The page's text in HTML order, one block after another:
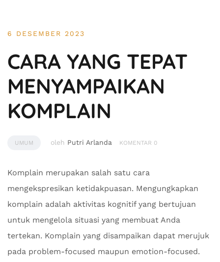
6 DESEMBER 2023
CARA YANG TEPAT
MENYAMPAIKAN
KOMPLAIN
UMUM oleh Putri Arlanda KOMENTAR 0
Komplain merupakan salah satu cara
mengekspresikan ketidakpuasan. Mengungkapkan
komplain adalah aktivitas kognitif yang bertujuan
untuk mengelola situasi yang membuat Anda
tertekan. Komplain yang disampaikan dapat merujuk
pada problem-focused maupun emotion-focused.